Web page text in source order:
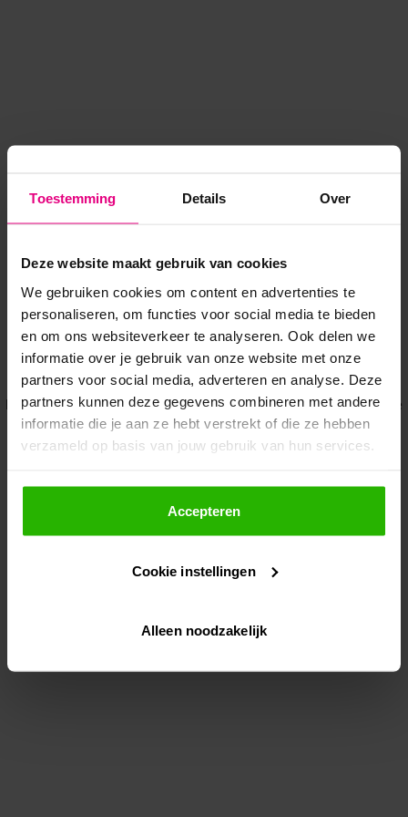
Toestemming Details Over
Deze website maakt gebruik van cookies
We gebruiken cookies om content en advertenties te
personaliseren, om functies voor social media te bieden
en om ons websiteverkeer te analyseren. Ook delen we
informatie over je gebruik van onze website met onze
partners voor social media, adverteren en analyse. Deze
partners kunnen deze gegevens combineren met andere
informatie die je aan ze hebt verstrekt of die ze hebben
verzameld op basis van jouw gebruik van hun services.
Als je op "Accepteer" klikt, dan geef je Voordeeluitjes.nl
toestemming om cookies voor social media en
gepersonaliseerde advertenties te plaatsen.
Lees hier meer over in onsprivacybeleid
Via "Cookie instellingen" kun je ook zelf instellen welke
Accepteren
Cookie instellingen
Alleen noodzakelijk
Application error: a client-side exception has occurred while
loadingwww.voordeeluitjes.nl (see the browser console for more
information).